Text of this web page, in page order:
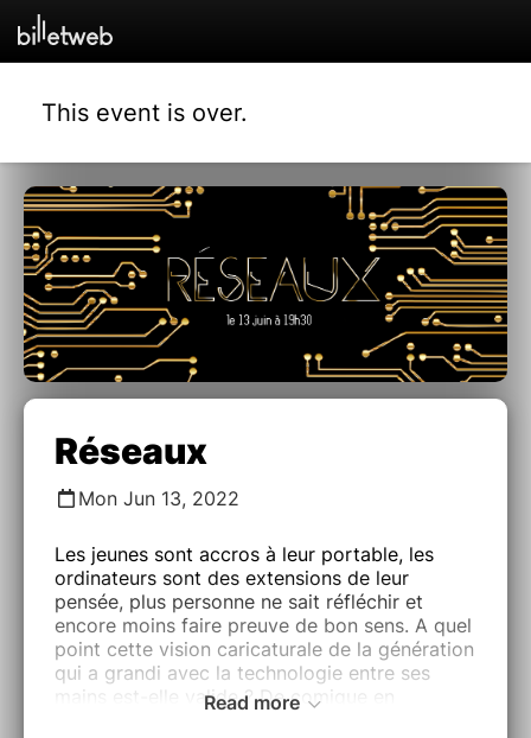
This event is over.
Réseaux
Mon Jun 13, 2022
Les jeunes sont accros à leur portable, les
ordinateurs sont des extensions de leur
pensée, plus personne ne sait réfléchir et
encore moins faire preuve de bon sens. A quel
point cette vision caricaturale de la génération
qui a grandi avec la technologie entre ses
mains est-elle valide ? De comique en
Read more